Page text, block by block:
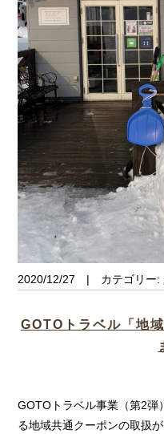
2020/12/27 | カテゴリー:
GOTOトラベル「地
GOTOトラベル事業（第2弾
る地域共通クーポンの取扱